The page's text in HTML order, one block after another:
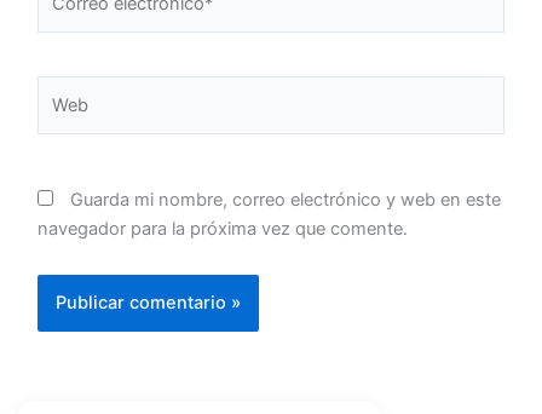
Guarda mi nombre, correo electrónico y web en este
navegador para la próxima vez que comente.